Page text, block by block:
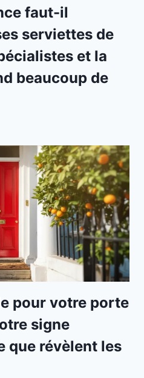
faut-il
serviettes de
et la
beaucoup de
pour votre porte
signe
que révèlent les